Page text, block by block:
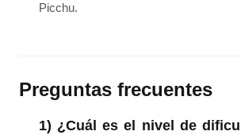
Picchu.
Preguntas frecuentes
1) ¿Cuál es el nivel de